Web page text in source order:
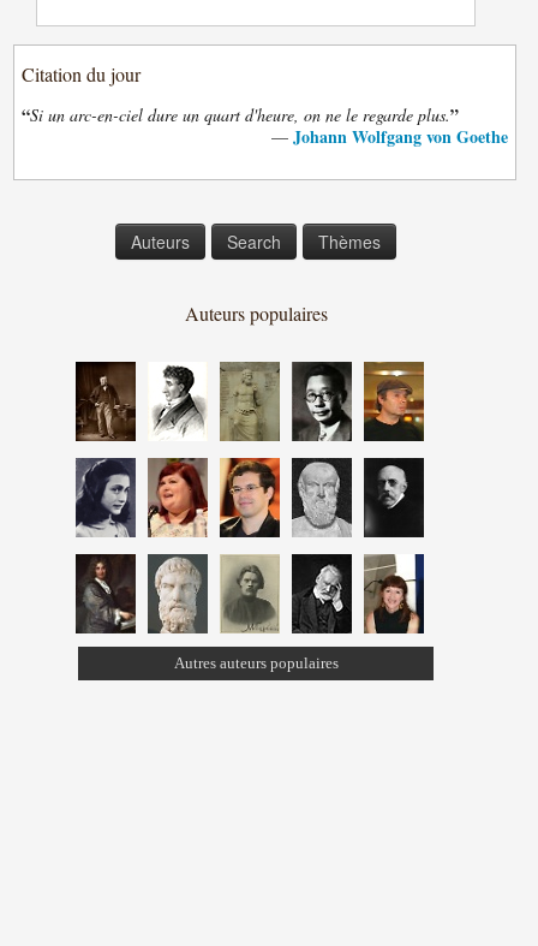
Citation du jour
“Si un arc-en-ciel dure un quart d'heure, on ne le regarde plus.”
— Johann Wolfgang von Goethe
Auteurs Search Thèmes
Auteurs populaires
Autres auteurs populaires